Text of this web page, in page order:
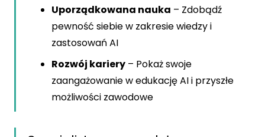
Uporządkowana nauka – Zdobądź
pewność siebie w zakresie wiedzy i
zastosowań AI
Rozwój kariery – Pokaż swoje
zaangażowanie w edukację AI i przyszłe
możliwości zawodowe